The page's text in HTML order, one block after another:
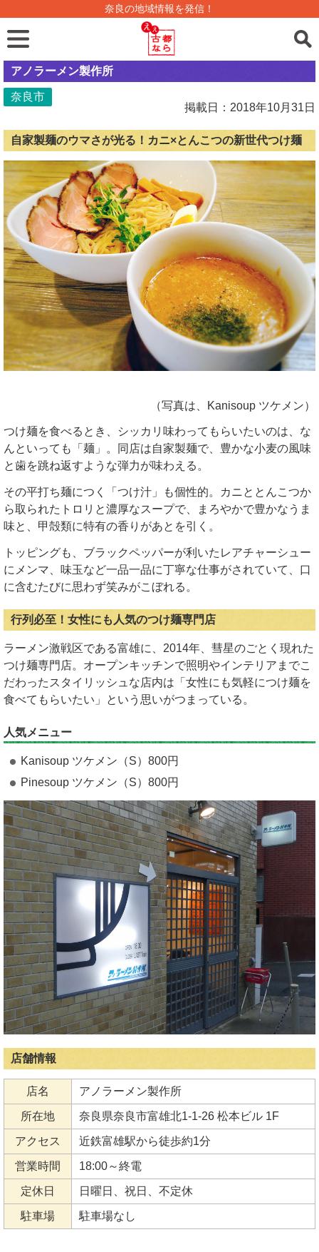
奈良の地域情報を発信！
アノラーメン製作所
奈良市
掲載日：2018年10月31日
自家製麺のウマさが光る！カニ×とんこつの新世代つけ麺
（写真は、Kanisoup ツケメン）
つけ麺を食べるとき、シッカリ味わってもらいたいのは、な
んといっても「麺」。同店は自家製麺で、豊かな小麦の風味
と歯を跳ね返すような弾力が味わえる。
その平打ち麺につく「つけ汁」も個性的。カニととんこつか
ら取られたトロリと濃厚なスープで、まろやかで豊かなうま
味と、甲殻類に特有の香りがあとを引く。
トッピングも、ブラックペッパーが利いたレアチャーシュー
にメンマ、味玉など一品一品に丁寧な仕事がされていて、口
に含むたびに思わず笑みがこぼれる。
行列必至！女性にも人気のつけ麺専門店
ラーメン激戦区である富雄に、2014年、彗星のごとく現れた
つけ麺専門店。オープンキッチンで照明やインテリアまでこ
だわったスタイリッシュな店内は「女性にも気軽につけ麺を
食べてもらいたい」という思いがつまっている。
人気メニュー
Kanisoup ツケメン（S）800円
Pinesoup ツケメン（S）800円
店舗情報
店名 アノラーメン製作所
所在地 奈良県奈良市富雄北1-1-26 松本ビル 1F
アクセス 近鉄富雄駅から徒歩約1分
営業時間 18:00～終電
定休日 日曜日、祝日、不定休
駐車場 駐車場なし